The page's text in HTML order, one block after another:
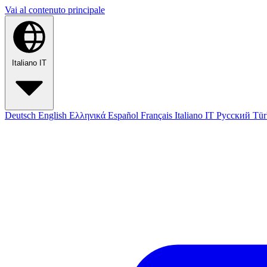
Vai al contenuto principale
Italiano IT
Deutsch English Ελληνικά Español Français Italiano IT Русский